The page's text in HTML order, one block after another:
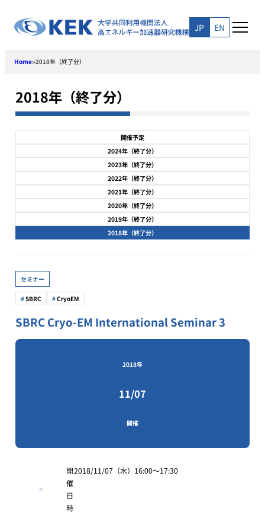
content
JP EN
Home>2018年（終了分）
2018年（終了分）
開催予定
2024年（終了分）
2023年（終了分）
2022年（終了分）
2021年（終了分）
2020年（終了分）
2019年（終了分）
2018年（終了分）
セミナー
SBRC CryoEM
SBRC Cryo-EM International Seminar 3
2018年
11/07
開催
開
催
日
時
2018/11/07（水）16:00～17:30